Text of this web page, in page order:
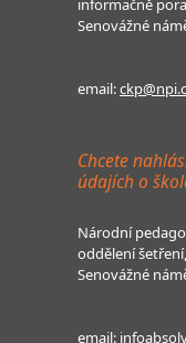
informačně
Senovážné
email:
Chcete
údajích o
Národní
oddělení
Senovážné
email: